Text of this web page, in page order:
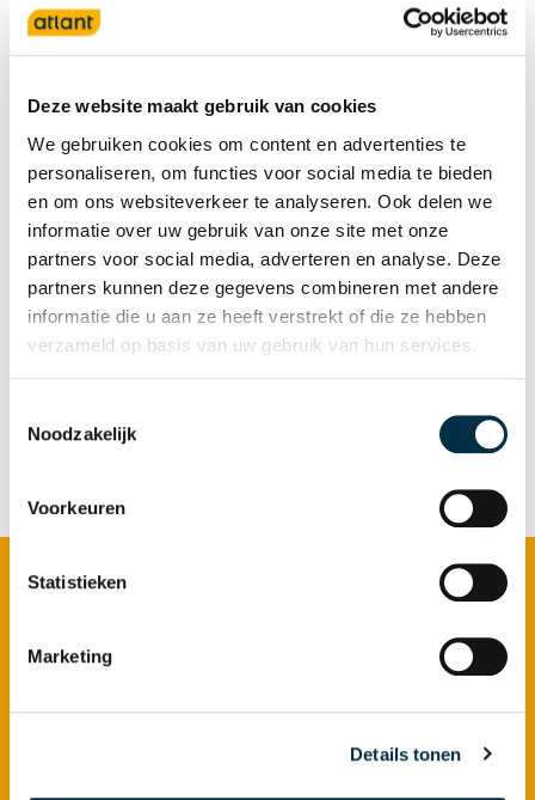
Deze website maakt gebruik van cookies
We gebruiken cookies om content en advertenties te
personaliseren, om functies voor social media te bieden
en om ons websiteverkeer te analyseren. Ook delen we
informatie over uw gebruik van onze site met onze
partners voor social media, adverteren en analyse. Deze
partners kunnen deze gegevens combineren met andere
informatie die u aan ze heeft verstrekt of die ze hebben
verzameld op basis van uw gebruik van hun services.
Noodzakelijk
Voorkeuren
Statistieken
Marketing
Details tonen
uitgevoerd in 2021 - 2022 stond de
om deze sociale relaties te
optimaliseren, centraal.
Contactpersoon:Loes van Dusseldorp,
onderzoekscoördinator,
l.van.dusseldorp@atlant.nl
Flyer/Infographic GP onderzoek
Sociale relaties
Ouderenzorg
Syndroom van Korsakov